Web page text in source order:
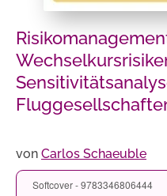
von Carlos Schaeuble
Softcover - 9783346806444